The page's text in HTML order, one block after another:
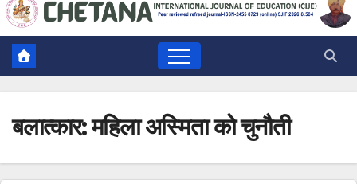
बलात्कार: महिला अस्मिता को चुनौती